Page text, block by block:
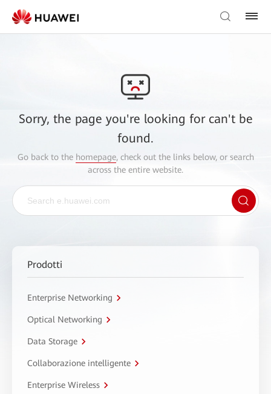
Sorry, the page you're looking for can't be
found.
Go back to the homepage, check out the links below, or search
across the entire website.
Prodotti
Enterprise Networking
Optical Networking
Data Storage
Collaborazione intelligente
Enterprise Wireless